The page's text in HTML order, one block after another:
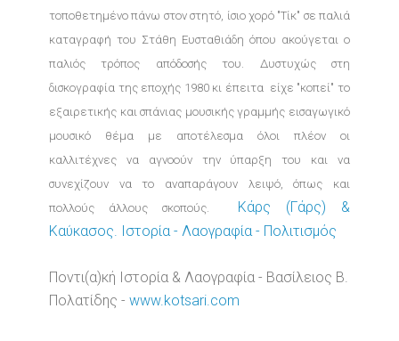
τοποθετημένο πάνω στον στητό, ίσιο χορό "Τίκ" σε παλιά
καταγραφή του Στάθη Ευσταθιάδη όπου ακούγεται ο
παλιός τρόπος απόδοσής του. Δυστυχώς στη
δισκογραφία της εποχής 1980 κι έπειτα είχε "κοπεί" το
εξαιρετικής και σπάνιας μουσικής γραμμής εισαγωγικό
μουσικό θέμα με αποτέλεσμα όλοι πλέον οι
καλλιτέχνες να αγνοούν την ύπαρξη του και να
συνεχίζουν να το αναπαράγουν λειψό, όπως και
πολλούς άλλους σκοπούς. Κάρς (Γάρς) &
Καύκασος. Ιστορία - Λαογραφία - Πολιτισμός
Ποντι(α)κή Ιστορία & Λαογραφία - Βασίλειος Β.
Πολατίδης - www.kotsari.com